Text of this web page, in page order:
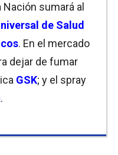
sumará al
de Salud
. En el mercado
dejar de fumar
GSK; y el spray
.